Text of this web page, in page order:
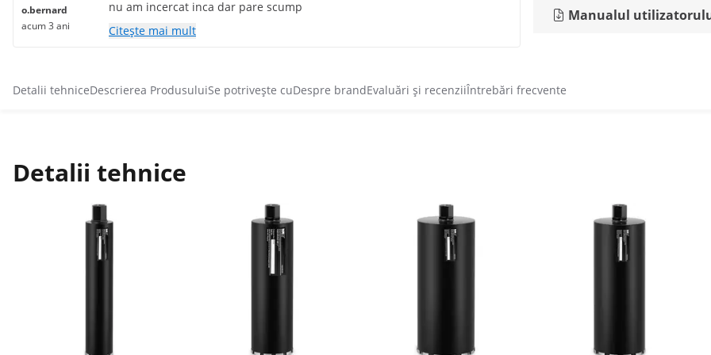
Manualul
o.bernard
acum 3 ani
nu am incercat inca dar pare scump
Citește mai mult
Detalii tehniceDescrierea ProdusuluiSe potrivește cuDespre brandEvaluări și recenziiÎntrebări frecvente
Detalii tehnice